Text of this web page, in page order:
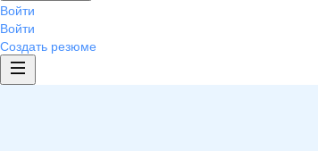
Войти
Войти
Создать резюме